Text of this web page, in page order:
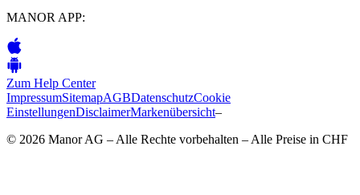
MANOR APP:
Zum Help Center
ImpressumSitemapAGBDatenschutzCookie
EinstellungenDisclaimerMarkenübersicht–
© 2026 Manor AG – Alle Rechte vorbehalten – Alle Preise in CHF